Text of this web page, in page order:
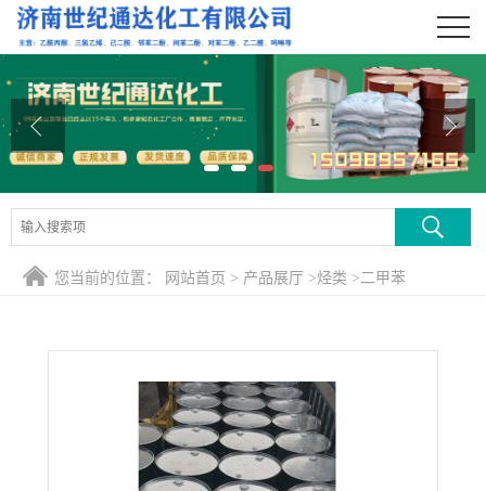
公司首页
公司介绍
产品展厅
证书荣誉
您当前的位置： 网站首页 > 产品展厅 >烃类 >二甲苯